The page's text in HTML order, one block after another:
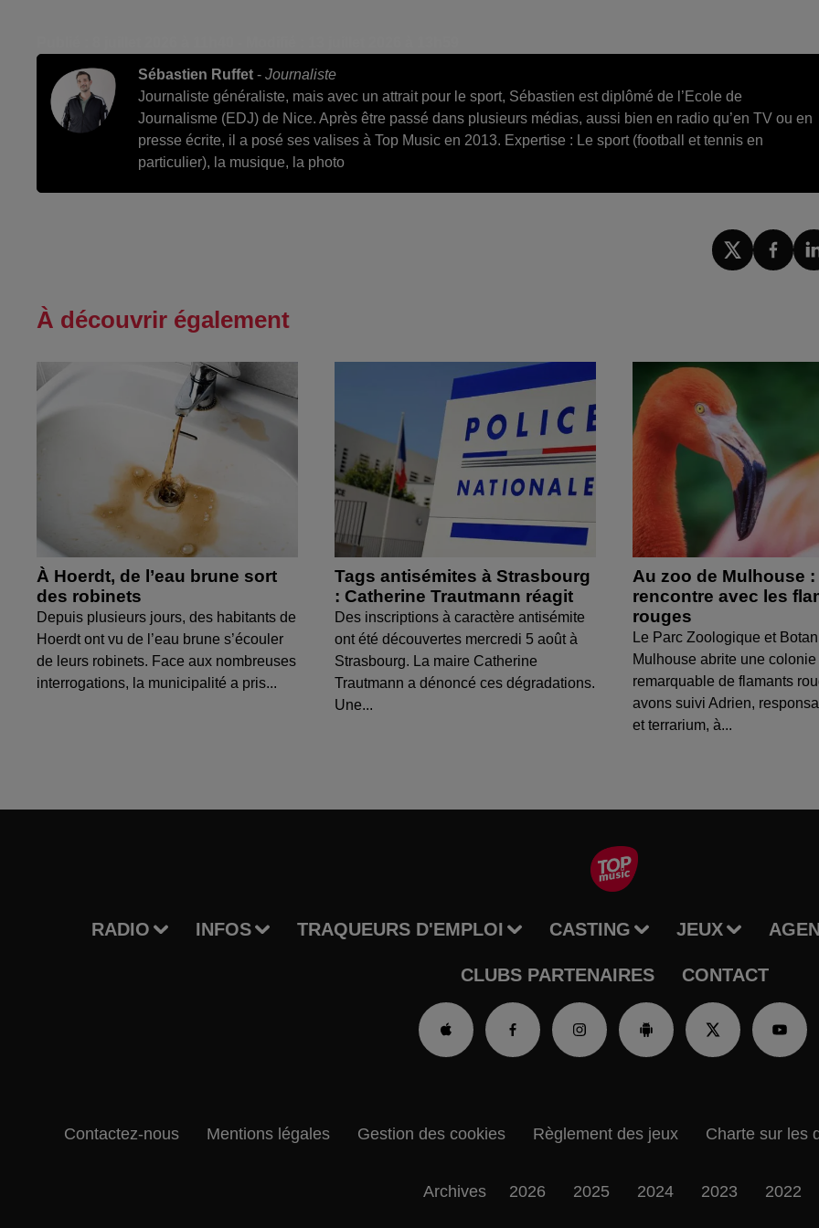
Sébastien Ruffet - Journaliste
Journaliste généraliste, mais avec un attrait pour le sport, Sébastien est diplômé de l’Ecole de
Journalisme (EDJ) de Nice. Après être passé dans plusieurs médias, aussi bien en radio qu’en TV ou en
presse écrite, il a posé ses valises à Top Music en 2013. Expertise : Le sport (football et tennis en
particulier), la musique, la photo
À découvrir également
À Hoerdt, de l’eau brune sort
des robinets
Depuis plusieurs jours, des habitants de
Hoerdt ont vu de l’eau brune s’écouler
de leurs robinets. Face aux nombreuses
interrogations, la municipalité a pris...
Tags antisémites à Strasbourg
: Catherine Trautmann réagit
Des inscriptions à caractère antisémite
ont été découvertes mercredi 5 août à
Strasbourg. La maire Catherine
Trautmann a dénoncé ces dégradations.
Une...
Au zoo de Mulhouse :
rencontre avec les
rouges
Le Parc Zoologique et
Mulhouse abrite une colonie
remarquable de flamants
avons suivi Adrien,
et terrarium, à...
RADIO INFOS TRAQUEURS D'EMPLOI CASTING JEUX
CLUBS PARTENAIRES CONTACT
Contactez-nous Mentions légales Gestion des cookies Règlement des jeux Charte sur les
Archives 2026 2025 2024 2023 2022